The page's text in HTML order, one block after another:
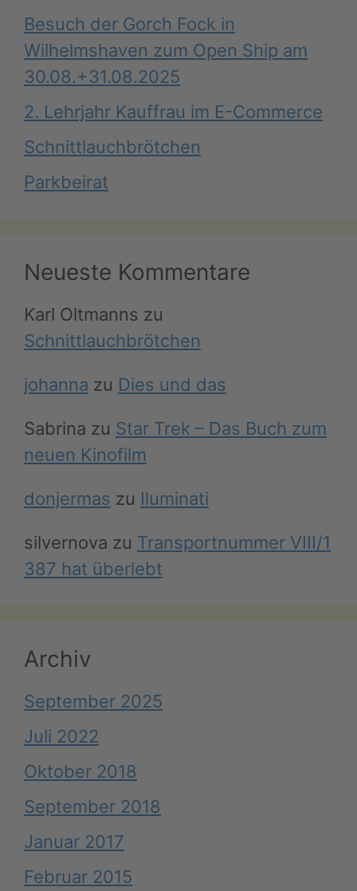
Besuch der Gorch Fock in
Wilhelmshaven zum Open Ship am
30.08.+31.08.2025
2. Lehrjahr Kauffrau im E-Commerce
Schnittlauchbrötchen
Parkbeirat
Neueste Kommentare
Karl Oltmanns zu
Schnittlauchbrötchen
johanna zu Dies und das
Sabrina zu Star Trek – Das Buch zum
neuen Kinofilm
donjermas zu Iluminati
silvernova zu Transportnummer VIII/1
387 hat überlebt
Archiv
September 2025
Juli 2022
Oktober 2018
September 2018
Januar 2017
Februar 2015